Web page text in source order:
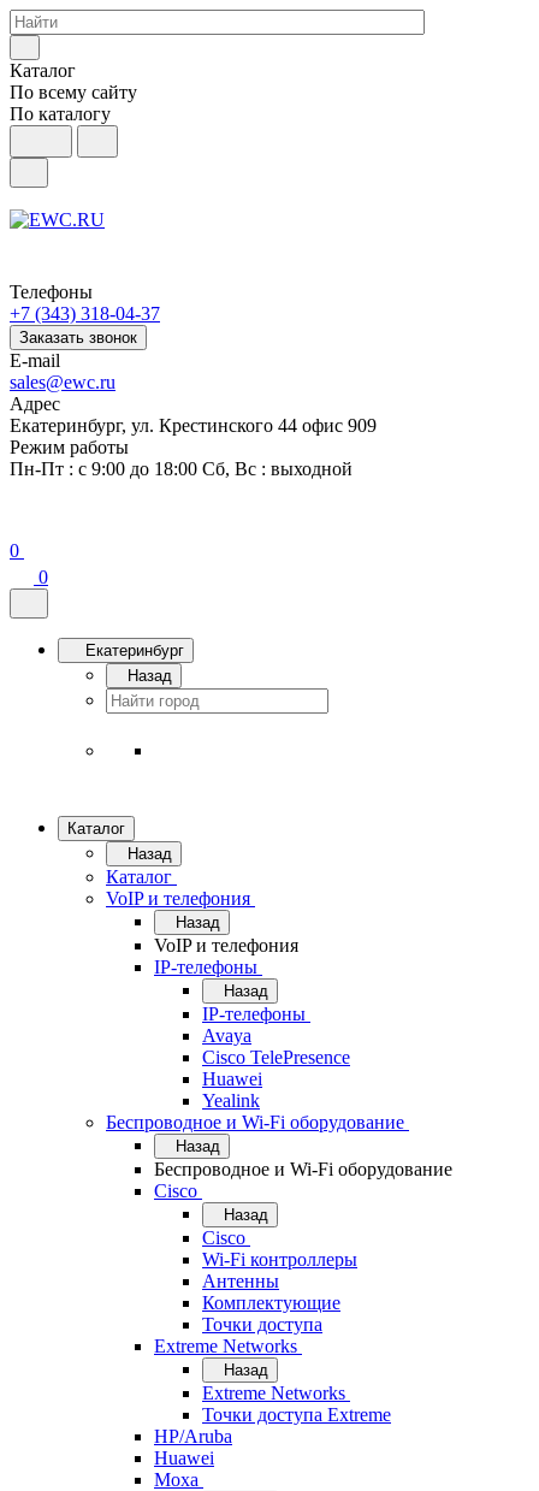
Каталог
По всему сайту
По каталогу
Телефоны
+7 (343) 318-04-37
Заказать звонок
E-mail
sales@ewc.ru
Адрес
Екатеринбург, ул. Крестинского 44 офис 909
Режим работы
Пн-Пт : с 9:00 до 18:00 Сб, Вс : выходной
0
0
Екатеринбург
Назад
Каталог
Назад
Каталог
VoIP и телефония
Назад
VoIP и телефония
IP-телефоны
Назад
IP-телефоны
Avaya
Cisco TelePresence
Huawei
Yealink
Беспроводное и Wi-Fi оборудование
Назад
Беспроводное и Wi-Fi оборудование
Cisco
Назад
Cisco
Wi-Fi контроллеры
Антенны
Комплектующие
Точки доступа
Extreme Networks
Назад
Extreme Networks
Точки доступа Extreme
HP/Aruba
Huawei
Moxa